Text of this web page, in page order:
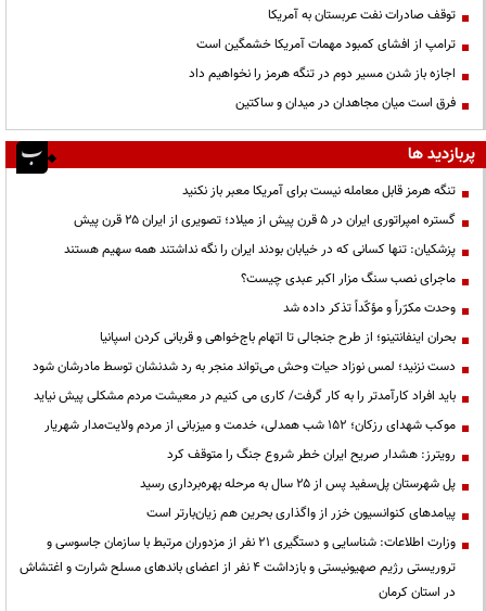
توقف صادرات نفت عربستان به آمریکا
ترامپ از افشای کمبود مهمات آمریکا خشمگین است
اجازه باز شدن مسیر دوم در تنگه هرمز را نخواهیم داد
فرق است میان مجاهدان در میدان و ساکتین
پربازدید ها
تنگه هرمز قابل معامله نیست برای آمریکا معبر باز نکنید
گستره امپراتوری ایران در ۵ قرن پیش از میلاد؛ تصویری از ایران ۲۵ قرن پیش
پزشکیان: تنها کسانی که در خیابان بودند ایران را نگه نداشتند همه سهیم هستند
ماجرای نصب سنگ مزار اکبر عبدی چیست؟
وحدت مکرّراً و مؤکّداً تذکر داده شد
بحران اینفانتینو؛ از طرح جنجالی تا اتهام باج‌خواهی و قربانی کردن اسپانیا
دست نزنید؛ لمس نوزاد حیات وحش می‌تواند منجر به رد شدنشان توسط مادرشان شود
باید افراد کارآمدتر را به کار گرفت/ کاری می کنیم در معیشت مردم مشکلی پیش نیاید
موکب شهدای رزکان؛ ۱۵۲ شب همدلی، خدمت و میزبانی از مردم ولایت‌مدار شهریار
رویترز: هشدار صریح ایران خطر شروع جنگ را متوقف کرد
پل شهرستان پل‌سفید پس از ۲۵ سال به مرحله بهره‌برداری رسید
پیامدهای کنوانسیون خزر از واگذاری بحرین هم زیان‌بارتر است
وزارت اطلاعات: شناسایی و دستگیری ۲۱ نفر از مزدوران مرتبط با سازمان جاسوسی و
تروریستی رژیم صهیونیستی و بازداشت ۴ نفر از اعضای باندهای مسلح شرارت و اغتشاش
در استان کرمان